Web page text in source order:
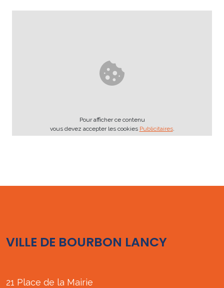
Pour afficher ce contenu
vous devez accepter les cookies Publicitaires.
VILLE DE BOURBON LANCY
21 Place de la Mairie